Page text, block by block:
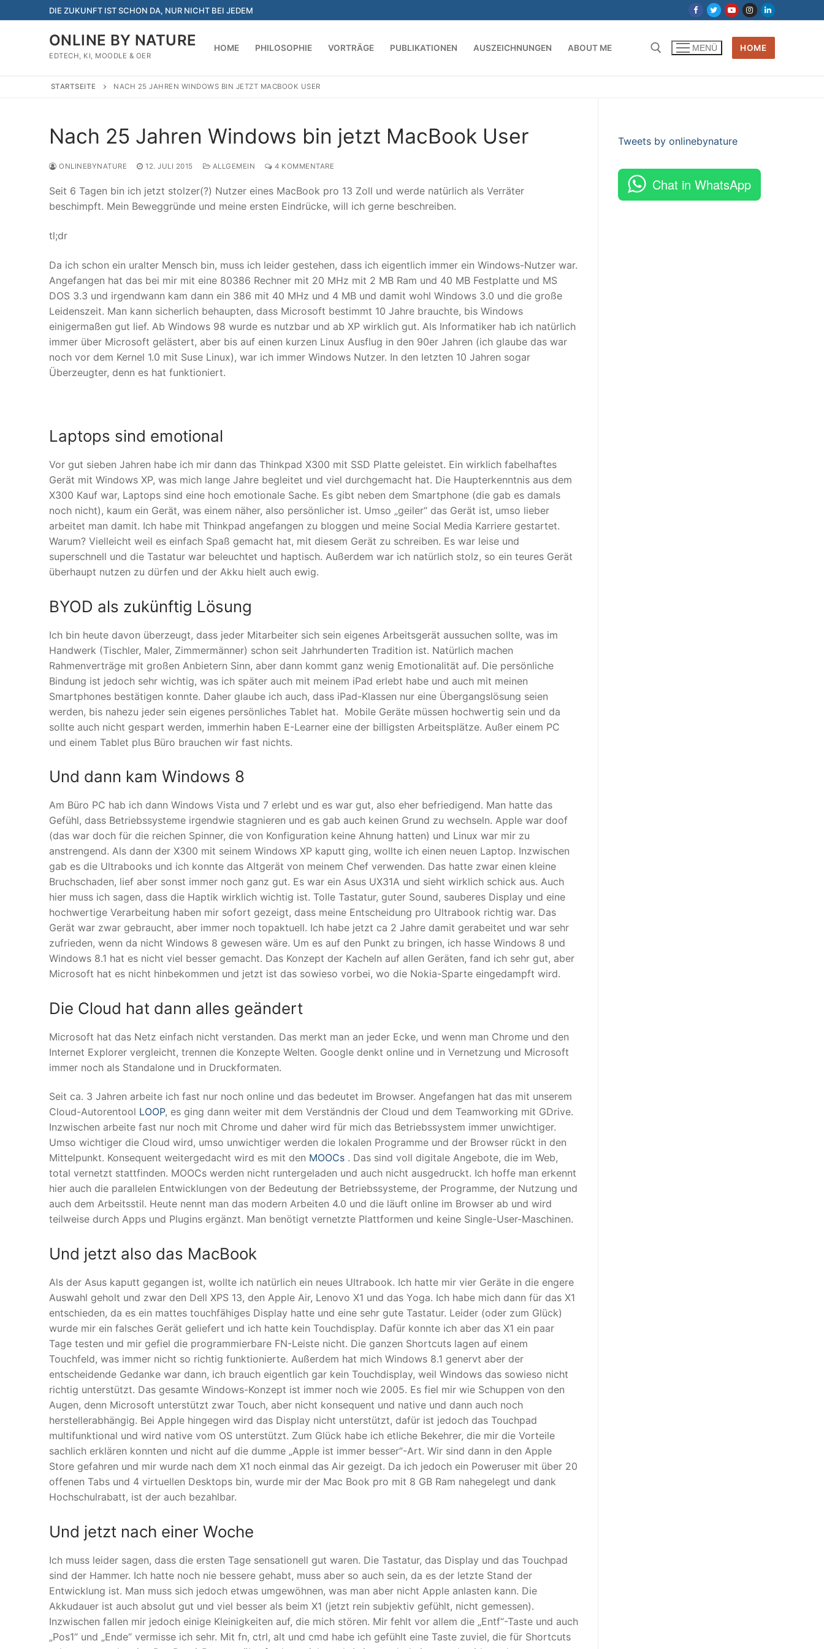
Inhalt
DIE ZUKUNFT IST SCHON DA, NUR NICHT BEI JEDEM
ONLINE BY NATURE
EDTECH, KI, MOODLE & OER
HOME PHILOSOPHIE VORTRÄGE PUBLIKATIONEN AUSZEICHNUNGEN ABOUT ME MENÜ HOME
STARTSEITE NACH 25 JAHREN WINDOWS BIN JETZT MACBOOK USER
Nach 25 Jahren Windows bin jetzt MacBook User
ONLINEBYNATURE 12. JULI 2015 ALLGEMEIN 4 KOMMENTARE
Seit 6 Tagen bin ich jetzt stolzer(?) Nutzer eines MacBook pro 13 Zoll und werde natürlich als Verräter
beschimpft. Mein Beweggründe und meine ersten Eindrücke, will ich gerne beschreiben.
tl;dr
Da ich schon ein uralter Mensch bin, muss ich leider gestehen, dass ich eigentlich immer ein Windows-Nutzer war.
Angefangen hat das bei mir mit eine 80386 Rechner mit 20 MHz mit 2 MB Ram und 40 MB Festplatte und MS
DOS 3.3 und irgendwann kam dann ein 386 mit 40 MHz und 4 MB und damit wohl Windows 3.0 und die große
Leidenszeit. Man kann sicherlich behaupten, dass Microsoft bestimmt 10 Jahre brauchte, bis Windows
einigermaßen gut lief. Ab Windows 98 wurde es nutzbar und ab XP wirklich gut. Als Informatiker hab ich natürlich
immer über Microsoft gelästert, aber bis auf einen kurzen Linux Ausflug in den 90er Jahren (ich glaube das war
noch vor dem Kernel 1.0 mit Suse Linux), war ich immer Windows Nutzer. In den letzten 10 Jahren sogar
Überzeugter, denn es hat funktioniert.
Laptops sind emotional
Vor gut sieben Jahren habe ich mir dann das Thinkpad X300 mit SSD Platte geleistet. Ein wirklich fabelhaftes
Gerät mit Windows XP, was mich lange Jahre begleitet und viel durchgemacht hat. Die Haupterkenntnis aus dem
X300 Kauf war, Laptops sind eine hoch emotionale Sache. Es gibt neben dem Smartphone (die gab es damals
noch nicht), kaum ein Gerät, was einem näher, also persönlicher ist. Umso „geiler“ das Gerät ist, umso lieber
arbeitet man damit. Ich habe mit Thinkpad angefangen zu bloggen und meine Social Media Karriere gestartet.
Warum? Vielleicht weil es einfach Spaß gemacht hat, mit diesem Gerät zu schreiben. Es war leise und
superschnell und die Tastatur war beleuchtet und haptisch. Außerdem war ich natürlich stolz, so ein teures Gerät
überhaupt nutzen zu dürfen und der Akku hielt auch ewig.
BYOD als zukünftig Lösung
Ich bin heute davon überzeugt, dass jeder Mitarbeiter sich sein eigenes Arbeitsgerät aussuchen sollte, was im
Handwerk (Tischler, Maler, Zimmermänner) schon seit Jahrhunderten Tradition ist. Natürlich machen
Rahmenverträge mit großen Anbietern Sinn, aber dann kommt ganz wenig Emotionalität auf. Die persönliche
Bindung ist jedoch sehr wichtig, was ich später auch mit meinem iPad erlebt habe und auch mit meinen
Smartphones bestätigen konnte. Daher glaube ich auch, dass iPad-Klassen nur eine Übergangslösung seien
werden, bis nahezu jeder sein eigenes persönliches Tablet hat. Mobile Geräte müssen hochwertig sein und da
sollte auch nicht gespart werden, immerhin haben E-Learner eine der billigsten Arbeitsplätze. Außer einem PC
und einem Tablet plus Büro brauchen wir fast nichts.
Und dann kam Windows 8
Am Büro PC hab ich dann Windows Vista und 7 erlebt und es war gut, also eher befriedigend. Man hatte das
Gefühl, dass Betriebssysteme irgendwie stagnieren und es gab auch keinen Grund zu wechseln. Apple war doof
(das war doch für die reichen Spinner, die von Konfiguration keine Ahnung hatten) und Linux war mir zu
anstrengend. Als dann der X300 mit seinem Windows XP kaputt ging, wollte ich einen neuen Laptop. Inzwischen
gab es die Ultrabooks und ich konnte das Altgerät von meinem Chef verwenden. Das hatte zwar einen kleine
Bruchschaden, lief aber sonst immer noch ganz gut. Es war ein Asus UX31A und sieht wirklich schick aus. Auch
hier muss ich sagen, dass die Haptik wirklich wichtig ist. Tolle Tastatur, guter Sound, sauberes Display und eine
hochwertige Verarbeitung haben mir sofort gezeigt, dass meine Entscheidung pro Ultrabook richtig war. Das
Gerät war zwar gebraucht, aber immer noch topaktuell. Ich habe jetzt ca 2 Jahre damit gerabeitet und war sehr
zufrieden, wenn da nicht Windows 8 gewesen wäre. Um es auf den Punkt zu bringen, ich hasse Windows 8 und
Windows 8.1 hat es nicht viel besser gemacht. Das Konzept der Kacheln auf allen Geräten, fand ich sehr gut, aber
Microsoft hat es nicht hinbekommen und jetzt ist das sowieso vorbei, wo die Nokia-Sparte eingedampft wird.
Die Cloud hat dann alles geändert
Microsoft hat das Netz einfach nicht verstanden. Das merkt man an jeder Ecke, und wenn man Chrome und den
Internet Explorer vergleicht, trennen die Konzepte Welten. Google denkt online und in Vernetzung und Microsoft
immer noch als Standalone und in Druckformaten.
Seit ca. 3 Jahren arbeite ich fast nur noch online und das bedeutet im Browser. Angefangen hat das mit unserem
Cloud-Autorentool LOOP, es ging dann weiter mit dem Verständnis der Cloud und dem Teamworking mit GDrive.
Inzwischen arbeite fast nur noch mit Chrome und daher wird für mich das Betriebssystem immer unwichtiger.
Umso wichtiger die Cloud wird, umso unwichtiger werden die lokalen Programme und der Browser rückt in den
Mittelpunkt. Konsequent weitergedacht wird es mit den MOOCs . Das sind voll digitale Angebote, die im Web,
total vernetzt stattfinden. MOOCs werden nicht runtergeladen und auch nicht ausgedruckt. Ich hoffe man erkennt
hier auch die parallelen Entwicklungen von der Bedeutung der Betriebssysteme, der Programme, der Nutzung und
auch dem Arbeitsstil. Heute nennt man das modern Arbeiten 4.0 und die läuft online im Browser ab und wird
teilweise durch Apps und Plugins ergänzt. Man benötigt vernetzte Plattformen und keine Single-User-Maschinen.
Und jetzt also das MacBook
Als der Asus kaputt gegangen ist, wollte ich natürlich ein neues Ultrabook. Ich hatte mir vier Geräte in die engere
Auswahl geholt und zwar den Dell XPS 13, den Apple Air, Lenovo X1 und das Yoga. Ich habe mich dann für das X1
entschieden, da es ein mattes touchfähiges Display hatte und eine sehr gute Tastatur. Leider (oder zum Glück)
wurde mir ein falsches Gerät geliefert und ich hatte kein Touchdisplay. Dafür konnte ich aber das X1 ein paar
Tage testen und mir gefiel die programmierbare FN-Leiste nicht. Die ganzen Shortcuts lagen auf einem
Touchfeld, was immer nicht so richtig funktionierte. Außerdem hat mich Windows 8.1 genervt aber der
entscheidende Gedanke war dann, ich brauch eigentlich gar kein Touchdisplay, weil Windows das sowieso nicht
richtig unterstützt. Das gesamte Windows-Konzept ist immer noch wie 2005. Es fiel mir wie Schuppen von den
Augen, denn Microsoft unterstützt zwar Touch, aber nicht konsequent und native und dann auch noch
herstellerabhängig. Bei Apple hingegen wird das Display nicht unterstützt, dafür ist jedoch das Touchpad
multifunktional und wird native vom OS unterstützt. Zum Glück habe ich etliche Bekehrer, die mir die Vorteile
sachlich erklären konnten und nicht auf die dumme „Apple ist immer besser“-Art. Wir sind dann in den Apple
Store gefahren und mir wurde nach dem X1 noch einmal das Air gezeigt. Da ich jedoch ein Poweruser mit über 20
offenen Tabs und 4 virtuellen Desktops bin, wurde mir der Mac Book pro mit 8 GB Ram nahegelegt und dank
Hochschulrabatt, ist der auch bezahlbar.
Und jetzt nach einer Woche
Ich muss leider sagen, dass die ersten Tage sensationell gut waren. Die Tastatur, das Display und das Touchpad
sind der Hammer. Ich hatte noch nie bessere gehabt, muss aber so auch sein, da es der letzte Stand der
Entwicklung ist. Man muss sich jedoch etwas umgewöhnen, was man aber nicht Apple anlasten kann. Die
Akkudauer ist auch absolut gut und viel besser als beim X1 (jetzt rein subjektiv gefühlt, nicht gemessen).
Inzwischen fallen mir jedoch einige Kleinigkeiten auf, die mich stören. Mir fehlt vor allem die „Entf“-Taste und auch
„Pos1“ und „Ende“ vermisse ich sehr. Mit fn, ctrl, alt und cmd habe ich gefühlt eine Taste zuviel, die für Shortcuts
Tweets by onlinebynature
Chat in WhatsApp